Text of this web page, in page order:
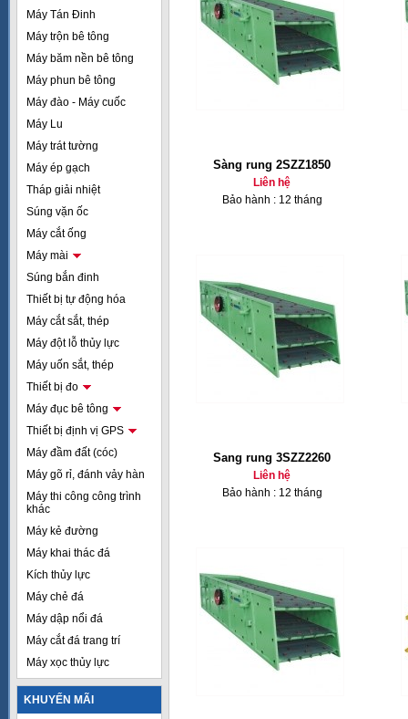
Máy Tán Đinh
Máy trộn bê tông
Máy băm nền bê tông
Máy phun bê tông
Máy đào - Máy cuốc
Máy Lu
Máy trát tường
Máy ép gạch
Tháp giải nhiệt
Súng vặn ốc
Máy cắt ống
Máy mài
Súng bắn đinh
Thiết bị tự động hóa
Máy cắt sắt, thép
Máy đột lỗ thủy lực
Máy uốn sắt, thép
Thiết bị đo
Máy đục bê tông
Thiết bị định vị GPS
Máy đầm đất (cóc)
Máy gõ rỉ, đánh vảy hàn
Máy thi công công trình
khác
Máy kẻ đường
Máy khai thác đá
Kích thủy lực
Máy chẻ đá
Máy dập nổi đá
Máy cắt đá trang trí
Máy xọc thủy lực
KHUYẾN MÃI
Sàng rung 2SZZ1850
Liên hệ
Bảo hành : 12 tháng
Sang rung 3SZZ2260
Liên hệ
Bảo hành : 12 tháng